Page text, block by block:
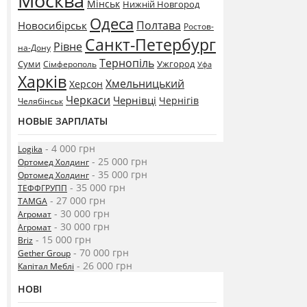
Мінськ Нижній Новгород
Новосибірськ Одеса Полтава Ростов-
на-Дону Рівне Санкт-Петербург
Суми Сімферополь Тернопіль Ужгород Уфа
Харків Херсон Хмельницький
Челябінськ Черкаси Чернівці Чернігів
НОВЫЕ ЗАРПЛАТЫ
Logika - 4 000 грн
Ортомед Холдинг - 25 000 грн
Ортомед Холдинг - 35 000 грн
ТЕФФГРУПП - 35 000 грн
TAMGA - 27 000 грн
Агромат - 30 000 грн
Агромат - 30 000 грн
Briz - 15 000 грн
Gether Group - 70 000 грн
Капітал Меблі - 26 000 грн
НОВІ